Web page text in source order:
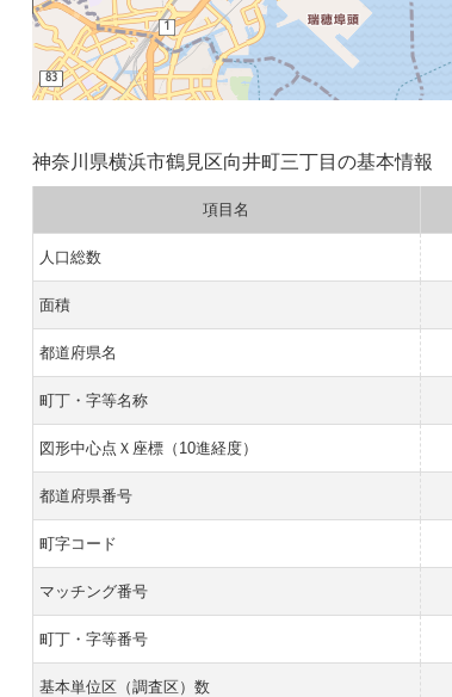
神奈川県横浜市鶴見区向井町三丁目の基本情報
項目名
人口総数
面積
都道府県名
町丁・字等名称
図形中心点Ｘ座標（10進経度）
都道府県番号
町字コード
マッチング番号
町丁・字等番号
基本単位区（調査区）数